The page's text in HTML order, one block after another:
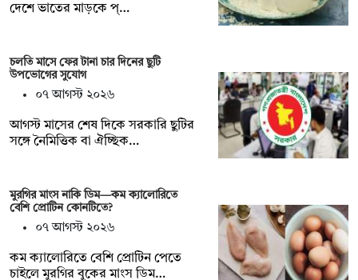
দেশে ভাতের মাড়কে প্…
চলতি মাসে ফের টানা চার দিনের ছুটি
উপভোগের সুযোগ
০৭ আগস্ট ২০২৬
আগস্ট মাসের শেষ দিকে সরকারি ছুটির
সঙ্গে নৈমিত্তিক বা ঐচ্ছিক…
মুরগির মাংস নাকি ডিম—কম ক্যালোরিতে
বেশি প্রোটিন কোনটিতে?
০৭ আগস্ট ২০২৬
কম ক্যালোরিতে বেশি প্রোটিন পেতে
চাইলে মুরগির বুকের মাংস ডিম…